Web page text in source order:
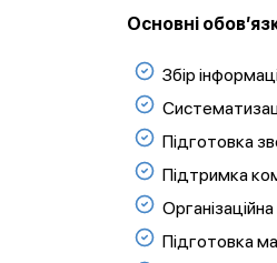
Основні
Збір
Підготовка
Підтримка
Підготовка